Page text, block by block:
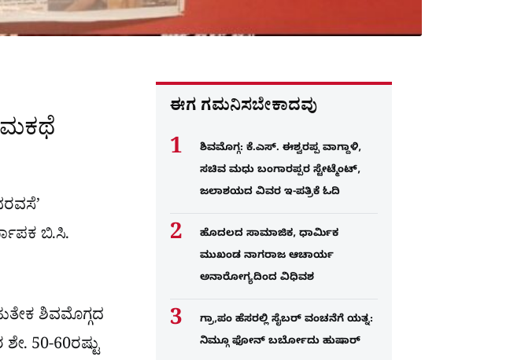
ಬಿ.ಸಿ.
ಶಿವಮೊಗ್ಗದ
50-60ರಷ್ಟು
ಈಗ ಗಮನಿಸಬೇಕಾದವು
ಶಿವಮೊಗ್ಗ: ಕೆ.ಎಸ್. ಈಶ್ವರಪ್ಪ ವಾಗ್ದಾಳಿ,
ಸಚಿವ ಮಧು ಬಂಗಾರಪ್ಪರ ಸ್ಟೇಟ್ಮೆಂಟ್,
ಜಲಾಶಯದ ವಿವರ ಇ-ಪತ್ರಿಕೆ ಓದಿ
ಹೊದಲದ ಸಾಮಾಜಿಕ, ಧಾರ್ಮಿಕ
ಮುಖಂಡ ನಾಗರಾಜ ಆಚಾರ್ಯ
ಅನಾರೋಗ್ಯದಿಂದ ವಿಧಿವಶ
ಗ್ರಾ,ಪಂ ಹೆಸರಲ್ಲಿ ಸೈಬ‌ರ್ ವಂಚನೆಗೆ ಯತ್ನ:
ನಿಮ್ಗೂ ಫೋನ್​ ಬರ್ಬೋದು ಹುಷಾರ್​​